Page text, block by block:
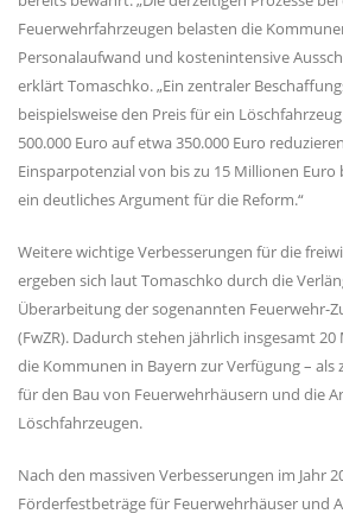
Feuerwehrfahrzeugen belasten die
Personalaufwand und kostenintensive
erklärt Tomaschko. „Ein zentraler
beispielsweise den Preis für ein
500.000 Euro auf etwa 350.000 Euro
Einsparpotenzial von bis zu 15 Millionen Euro
ein deutliches Argument für die Reform.“
Weitere wichtige Verbesserungen für die
ergeben sich laut Tomaschko durch die
Überarbeitung der sogenannten Feuerwehr-
(FwZR). Dadurch stehen jährlich insgesamt
die Kommunen in Bayern zur Verfügung – als
für den Bau von Feuerwehrhäusern und die
Löschfahrzeugen.
Nach den massiven Verbesserungen im Jahr
Förderfestbeträge für Feuerwehrhäuser und